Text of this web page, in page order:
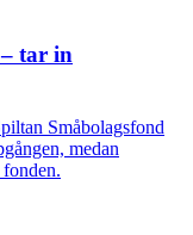
tar in
Småbolagsfond
medan